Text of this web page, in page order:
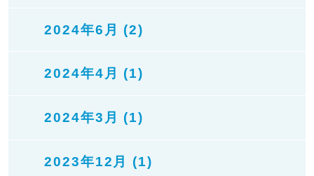
2024年6月 (2)
2024年4月 (1)
2024年3月 (1)
2023年12月 (1)